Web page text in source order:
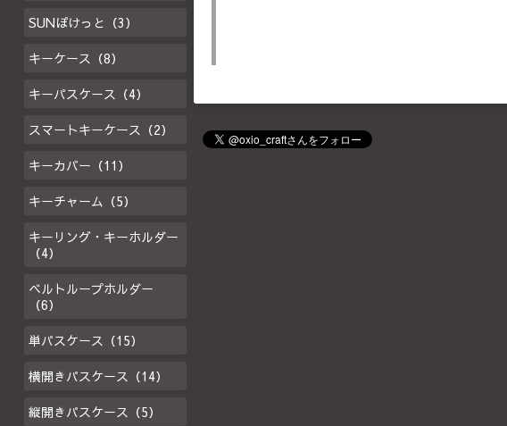
SUNぽけっと（3）
キーケース（8）
キーパスケース（4）
スマートキーケース（2）
キーカバー（11）
キーチャーム（5）
キーリング・キーホルダー
（4）
ベルトループホルダー
（6）
単パスケース（15）
横開きパスケース（14）
縦開きパスケース（5）